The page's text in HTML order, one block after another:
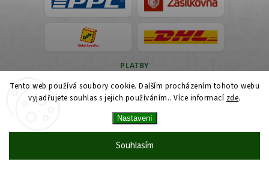
Tento web používá soubory cookie. Dalším procházením tohoto webu
vyjadřujete souhlas s jejich používáním.. Více informací zde.
Nastavení
Souhlasím
PLATBY
VISA
© 2026 Vercajk Shop — Profi dílenské nářadí